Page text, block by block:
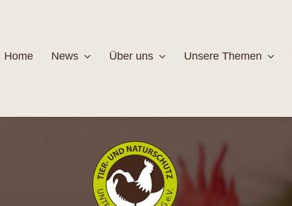
Home News Über uns Unsere Themen